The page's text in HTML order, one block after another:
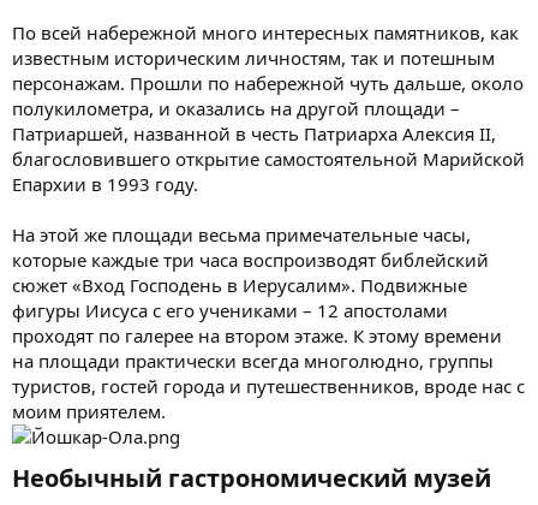
По всей набережной много интересных памятников, как
известным историческим личностям, так и потешным
персонажам. Прошли по набережной чуть дальше, около
полукилометра, и оказались на другой площади –
Патриаршей, названной в честь Патриарха Алексия II,
благословившего открытие самостоятельной Марийской
Епархии в 1993 году.
На этой же площади весьма примечательные часы,
которые каждые три часа воспроизводят библейский
сюжет «Вход Господень в Иерусалим». Подвижные
фигуры Иисуса с его учениками – 12 апостолами
проходят по галерее на втором этаже. К этому времени
на площади практически всегда многолюдно, группы
туристов, гостей города и путешественников, вроде нас с
моим приятелем.
Необычный гастрономический музей​